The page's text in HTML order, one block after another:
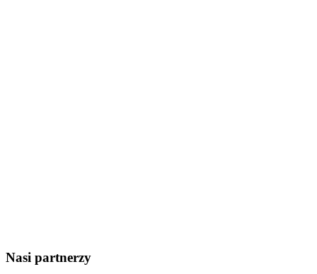
Nasi partnerzy